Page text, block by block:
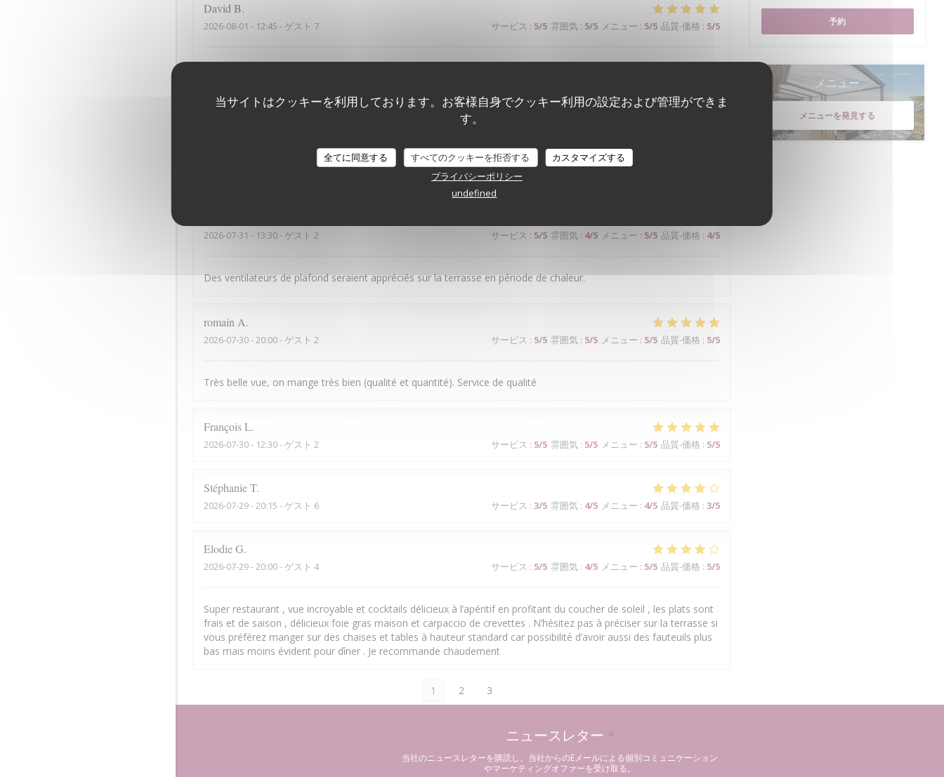
当サイトはクッキーを利用しております。お客様自身でクッキー利用の設定および管理ができま
す。
全てに同意する すべてのクッキーを拒否する
カスタマイズする
プライバシーポリシー
undefined
David B
2026-08-01 - 12:45 - ゲスト 7 サービス : 5/5 雰囲気: 5/5 メニュー : 5/5 品質-価格 : 5/5
2026-07-31 - 13:30 - ゲスト 2 サービス : 5/5 雰囲気 : 4/5 メニュー : 5/5 品質-価格 : 4/5
Des ventilateurs de plafond seraient appréciés sur la terrasse en période de chaleur.
romain A
2026-07-30- 20:00 - ゲスト 2 サービス : 5/5 雰囲気: 5/5 メニュー : 5/5 品質-価格 : 5/5
Très belle vue, on mange très bien (qualité et quantité). Service de qualité
FrançoisL
2026-07-30- 12:30 - ゲスト 2 サービス : 5/5 雰囲気: 5/5 メニュー : 5/5 品質-価格 : 5/5
StéphanieT
2026-07-29- 20:15 - ゲスト 6 サービス : 3/5 雰囲気: 4/5 メニュー : 4/5 品質-価格 : 3/5
ElodieG
2026-07-29- 20:00 - ゲスト 4 サービス : 5/5 雰囲気: 4/5 メニュー : 5/5 品質-価格 : 5/5
Super restaurant , vue incroyable et cocktails délicieux à l’apéritif en profitant du coucher de soleil , les plats sont
frais et de saison , délicieux foie gras maison et carpaccio de crevettes . N’hésitez pas à préciser sur la terrasse si
vous préférez manger sur des chaises et tables à hauteur standard car possibilité d’avoir aussi des fauteuils plus
bas mais moins évident pour dîner . Je recommande chaudement
1 2 3
予約
メニュー
メニューを発見する
ニュースレター *
当社のニュースレターを購読し、当社からのEメールによる個別コミュニケーション
やマーケティングオファーを受け取る。